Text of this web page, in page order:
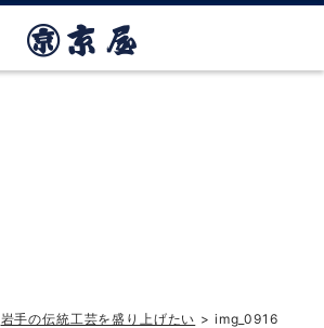
岩手の伝統工芸を盛り上げたい > img_0916